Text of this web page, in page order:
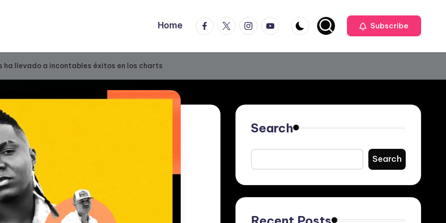
Home Facebook
TwitterInstagram
Youtube Subscribe
llevado a incontables éxitos en los charts
Search
Search